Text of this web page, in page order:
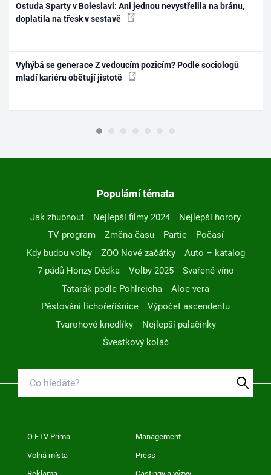
Ostuda Sparty v Boleslavi: Ani jednou nevystřelila na bránu,
doplatila na třesk v sestavě
Vyhýbá se generace Z vedoucím pozicím? Podle sociologů
mladí kariéru obětují jistotě
Populární témata
Jak zhubnout Nejlepší filmy 2024
Nejlepší horory
TV program
Změna času Partie
Počasí
Kdy budou volby
ZOO Nové začátky
Auto – katalog
7 pádů Honzy Dědka
Volby 2025
Svařené víno
Tatarák podle Pohlreicha
Aloe vera
Pěstování lichořeřišnice
Výpočet ascendentu
Tvarohové knedlíky
Nejlepší palačinky
Švestkový koláč
O FTV Prima Management
Volná místa Press